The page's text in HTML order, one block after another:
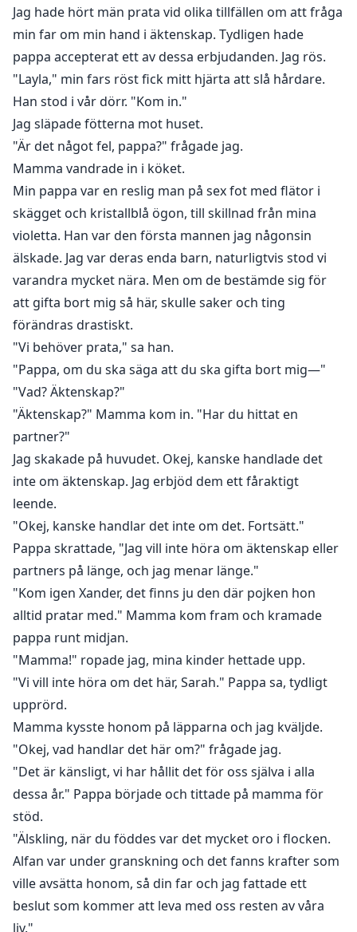
Jag hade hört män prata vid olika tillfällen om att fråga
min far om min hand i äktenskap. Tydligen hade
pappa accepterat ett av dessa erbjudanden. Jag rös.
"Layla," min fars röst fick mitt hjärta att slå hårdare.
Han stod i vår dörr. "Kom in."
Jag släpade fötterna mot huset.
"Är det något fel, pappa?" frågade jag.
Mamma vandrade in i köket.
Min pappa var en reslig man på sex fot med flätor i
skägget och kristallblå ögon, till skillnad från mina
violetta. Han var den första mannen jag någonsin
älskade. Jag var deras enda barn, naturligtvis stod vi
varandra mycket nära. Men om de bestämde sig för
att gifta bort mig så här, skulle saker och ting
förändras drastiskt.
"Vi behöver prata," sa han.
"Pappa, om du ska säga att du ska gifta bort mig—"
"Vad? Äktenskap?"
"Äktenskap?" Mamma kom in. "Har du hittat en
partner?"
Jag skakade på huvudet. Okej, kanske handlade det
inte om äktenskap. Jag erbjöd dem ett fåraktigt
leende.
"Okej, kanske handlar det inte om det. Fortsätt."
Pappa skrattade, "Jag vill inte höra om äktenskap eller
partners på länge, och jag menar länge."
"Kom igen Xander, det finns ju den där pojken hon
alltid pratar med." Mamma kom fram och kramade
pappa runt midjan.
"Mamma!" ropade jag, mina kinder hettade upp.
"Vi vill inte höra om det här, Sarah." Pappa sa, tydligt
upprörd.
Mamma kysste honom på läpparna och jag kväljde.
"Okej, vad handlar det här om?" frågade jag.
"Det är känsligt, vi har hållit det för oss själva i alla
dessa år." Pappa började och tittade på mamma för
stöd.
"Älskling, när du föddes var det mycket oro i flocken.
Alfan var under granskning och det fanns krafter som
ville avsätta honom, så din far och jag fattade ett
beslut som kommer att leva med oss resten av våra
liv."